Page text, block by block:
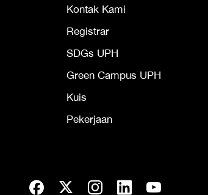
Kontak Kami
Registrar
SDGs UPH
Green Campus UPH
Kuis
Pekerjaan